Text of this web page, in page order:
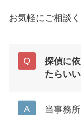
お気軽にご相談く
探偵に
たらい
当事務